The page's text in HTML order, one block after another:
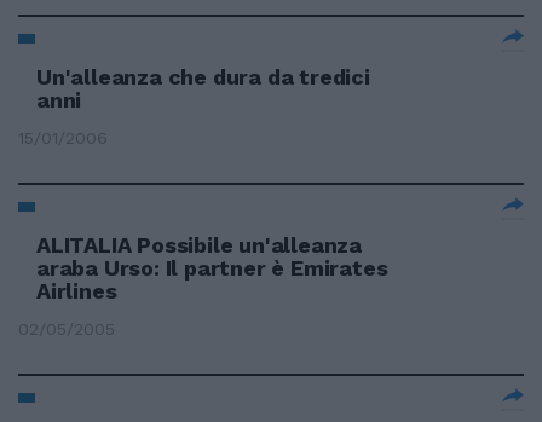
Un'alleanza che dura da tredici
anni
15/01/2006
ALITALIA Possibile un'alleanza
araba Urso: Il partner è Emirates
Airlines
02/05/2005